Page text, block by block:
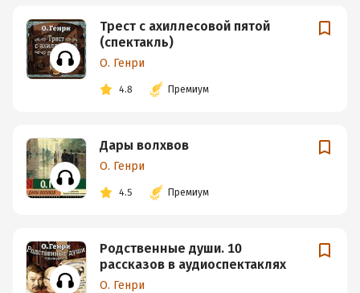
Трест с ахиллесовой пятой
(спектакль)
О. Генри
4.8 Премиум
Дары волхвов
О. Генри
4.5 Премиум
Родственные души. 10
рассказов в аудиоспектаклях
О. Генри